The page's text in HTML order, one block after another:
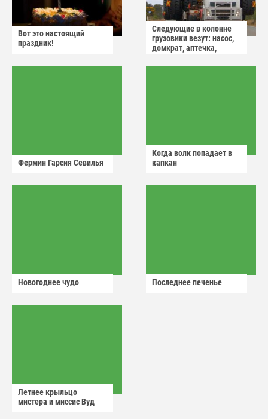
Вот это настоящий
праздник!
Следующие в колонне
грузовики везут: насос,
домкрат, аптечка,
Фермин Гарсия Севилья
Когда волк попадает в
капкан
Новогоднее чудо Последнее печенье
Летнее крыльцо
мистера и миссис Вуд